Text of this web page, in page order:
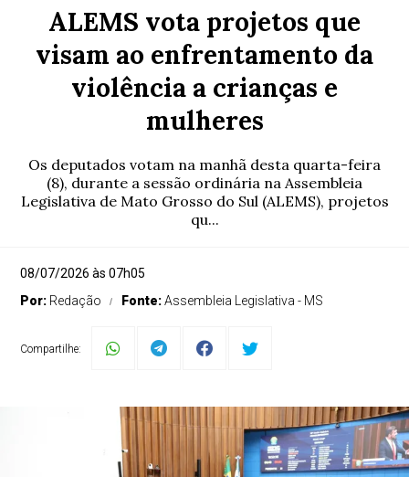
ALEMS vota projetos que
visam ao enfrentamento da
violência a crianças e
mulheres
Os deputados votam na manhã desta quarta-feira
(8), durante a sessão ordinária na Assembleia
Legislativa de Mato Grosso do Sul (ALEMS), projetos
qu...
08/07/2026 às 07h05
Por: Redação Fonte:Assembleia Legislativa - MS
Compartilhe: